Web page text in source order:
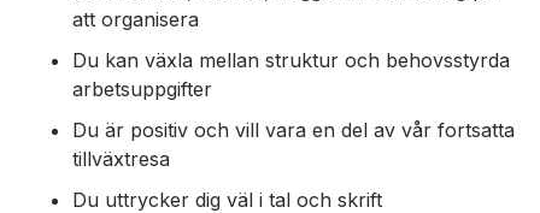
att organisera
Du kan växla mellan struktur och behovsstyrda
arbetsuppgifter
Du är positiv och vill vara en del av vår fortsatta
tillväxtresa
Du uttrycker dig väl i tal och skrift